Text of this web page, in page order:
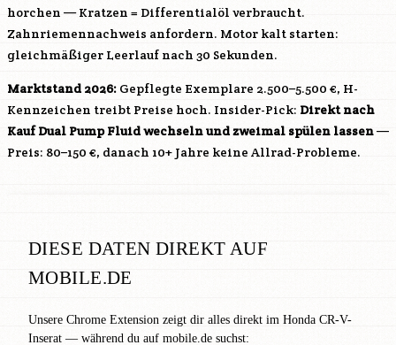
horchen — Kratzen = Differentialöl verbraucht.
Zahnriemennachweis anfordern. Motor kalt starten:
gleichmäßiger Leerlauf nach 30 Sekunden.
Marktstand 2026: Gepflegte Exemplare 2.500–5.500 €, H-
Kennzeichen treibt Preise hoch. Insider-Pick: Direkt nach
Kauf Dual Pump Fluid wechseln und zweimal spülen lassen—
Preis: 80–150 €, danach 10+ Jahre keine Allrad-Probleme.
DIESE DATEN DIREKT AUF
MOBILE.DE
Unsere Chrome Extension zeigt dir alles direkt im Honda CR-V-
Inserat — während du auf mobile.de suchst: